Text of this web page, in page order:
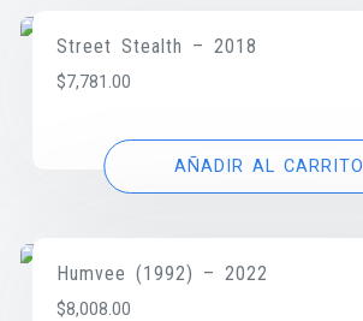
Street Stealth – 2018
$7,781.00
AÑADIR AL CARRITO
Humvee (1992) – 2022
$8,008.00